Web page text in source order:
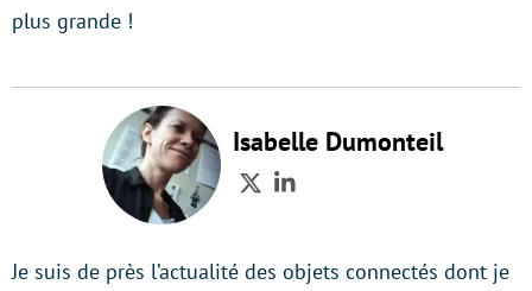
plus grande !
Isabelle Dumonteil
TwitterLinkedIn
Je suis de près l’actualité des objets connectés dont je